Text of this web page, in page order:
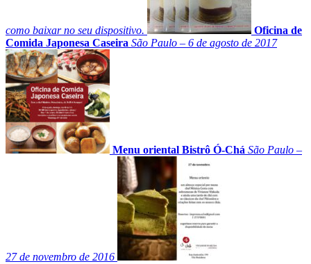
como baixar no seu dispositivo.
Oficina de
Comida Japonesa Caseira São Paulo – 6 de agosto de 2017
Menu oriental Bistrô Ó-Chá São Paulo –
27 de novembro de 2016